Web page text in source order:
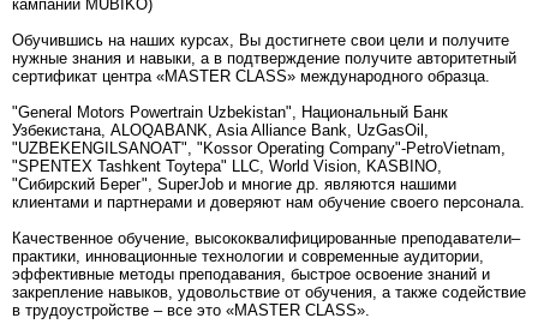
кампании MUBIKO)
Обучившись на наших курсах, Вы достигнете свои цели и получите
нужные знания и навыки, а в подтверждение получите авторитетный
сертификат центра «MASTER CLASS» международного образца.
"General Motors Powertrain Uzbekistan", Национальный Банк
Узбекистана, ALOQABANK, Asia Alliance Bank, UzGasOil,
"UZBEKENGILSANOAT", "Kossor Operating Company"-PetroVietnam,
"SPENTEX Tashkent Toytepa" LLC, World Vision, KASBINO,
"Сибирский Берег", SuperJob и многие др. являются нашими
клиентами и партнерами и доверяют нам обучение своего персонала.
Качественное обучение, высококвалифицированные преподаватели–
практики, инновационные технологии и современные аудитории,
эффективные методы преподавания, быстрое освоение знаний и
закрепление навыков, удовольствие от обучения, а также содействие
в трудоустройстве – все это «MASTER CLASS».